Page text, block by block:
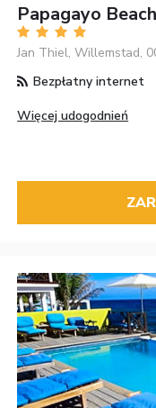
Papagayo
Jan Thiel, Willemstad,
Bezpłatny internet
Więcej udogodnień